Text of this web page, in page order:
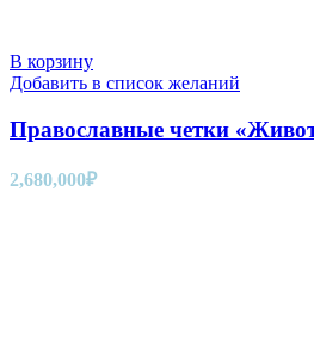
В корзину
Добавить в список желаний
Православные четки
2,680,000₽